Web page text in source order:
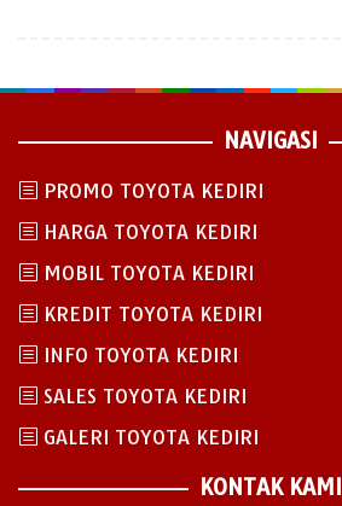
NAVIGASI
PROMO TOYOTA KEDIRI
HARGA TOYOTA KEDIRI
MOBIL TOYOTA KEDIRI
KREDIT TOYOTA KEDIRI
INFO TOYOTA KEDIRI
SALES TOYOTA KEDIRI
GALERI TOYOTA KEDIRI
KONTAK KAMI